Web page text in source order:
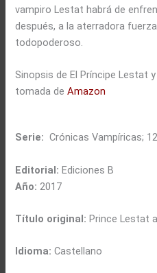
vampiro Lestat habrá de
después, a la aterradora
todopoderoso.
Sinopsis de El Príncipe Lestat
tomada deAmazon
Serie: Crónicas Vampíricas; 12
Editorial: Ediciones B
Año: 2017
Título original: Prince Lestat
Idioma: Castellano